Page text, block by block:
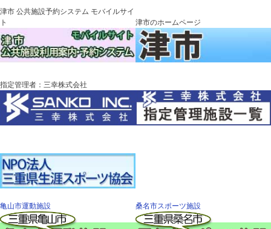
津市 公共施設予約システム モバイルサイ
ト
津市のホームページ
指定管理者：三幸株式会社